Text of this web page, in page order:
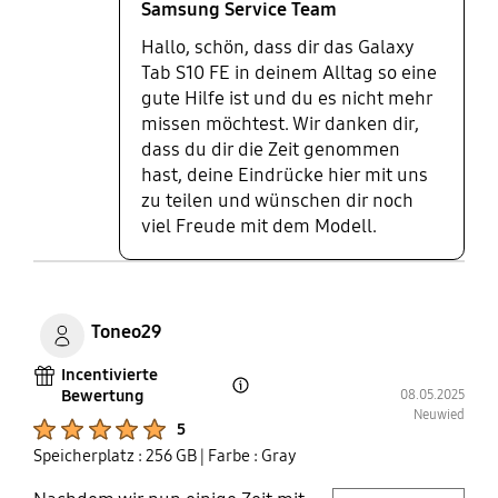
Tablet reagiert schnell, selbst
gleichzeitig öffne. Egal ob Lesen,
Surfen oder Spielen, alles läuft
reibungslos. Der Akku hält deutlich
länger als erwartet, sodass ich es
den ganzen Tag nutzen kann, ohne
mir Sorgen ums Aufladen machen
zu müssen. Zusätzlich möchte ich
den Samsung Cover Keyboard
hervorheben. Die Einrichtung des
Tablet verbinden. Es ist sehr
praktisch, da ich damit viel
effizienter tippen kann – perfekt
für das Arbeiten oder Lernen
unterwegs. Die Tasten sind gut
angeordnet und bieten ein
angenehmes Feedback, was das
Samsung Service Team
Hallo, schön, dass dir das Galaxy
Tab S10 FE in deinem Alltag so eine
gute Hilfe ist und du es nicht mehr
missen möchtest. Wir danken dir,
dass du dir die Zeit genommen
hast, deine Eindrücke hier mit uns
zu teilen und wünschen dir noch
viel Freude mit dem Modell.
Toneo29
Incentivierte
Bewertung
5
08.05.2025
Neuwied
Speicherplatz : 256 GB | Farbe : Gray